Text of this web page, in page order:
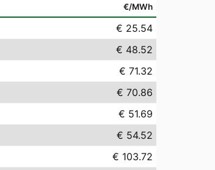
€/MWh
€ 25.54
€ 48.52
€ 71.32
€ 70.86
€ 51.69
€ 54.52
€ 103.72